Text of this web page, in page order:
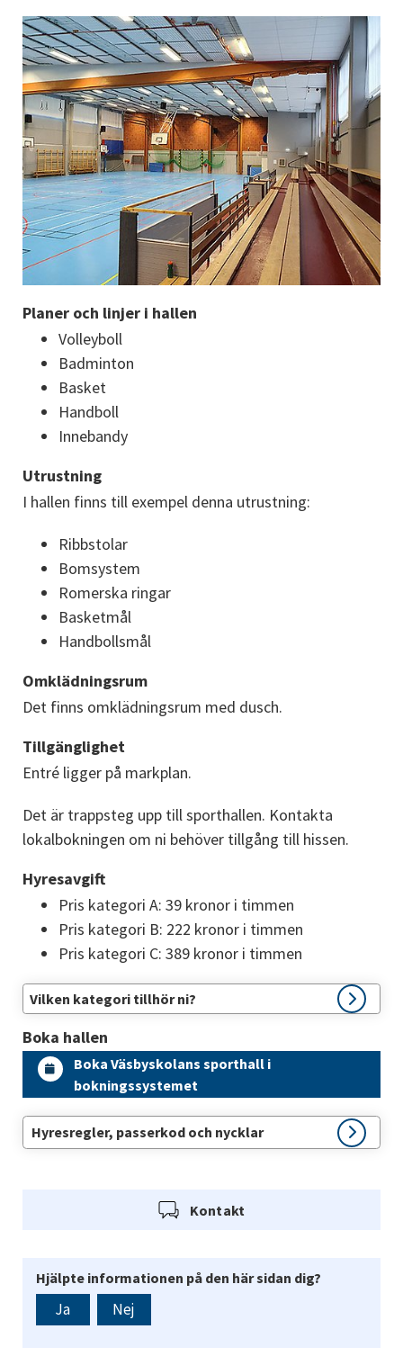
Planer och linjer i hallen
Volleyboll
Badminton
Basket
Handboll
Innebandy
Utrustning
I hallen finns till exempel denna utrustning:
Ribbstolar
Bomsystem
Romerska ringar
Basketmål
Handbollsmål
Omklädningsrum
Det finns omklädningsrum med dusch.
Tillgänglighet
Entré ligger på markplan.
Det är trappsteg upp till sporthallen. Kontakta
lokalbokningen om ni behöver tillgång till hissen.
Hyresavgift
Pris kategori A: 39 kronor i timmen
Pris kategori B: 222 kronor i timmen
Pris kategori C: 389 kronor i timmen
Vilken kategori tillhör ni?
Boka hallen
Boka Väsbyskolans sporthall i
bokningssystemet
Hyresregler, passerkod och nycklar
Kontakt
Hjälpte informationen på den här sidan dig?
Ja Nej